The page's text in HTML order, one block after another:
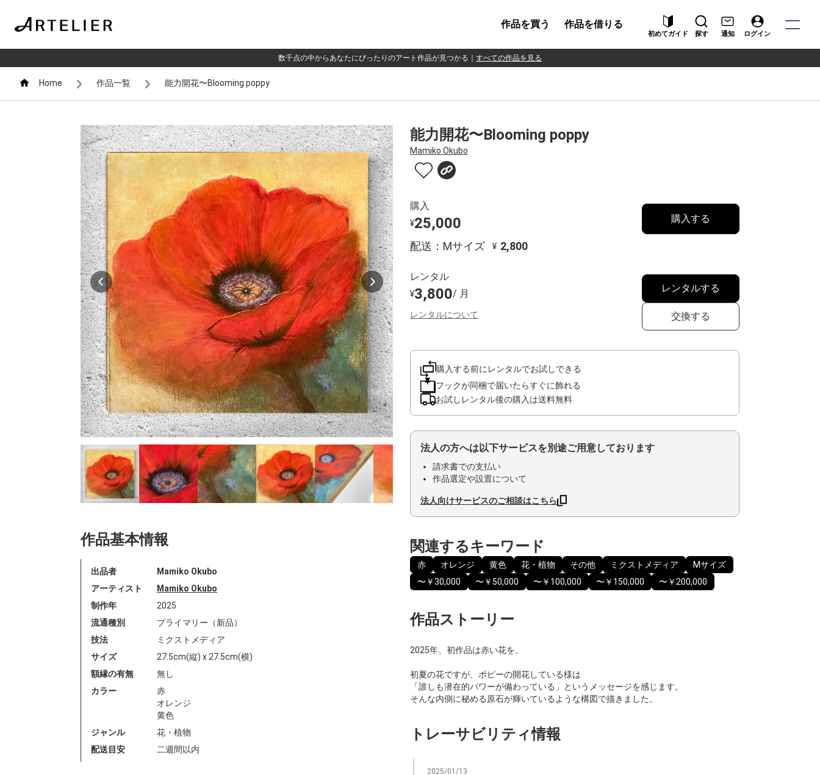
作品を買う 作品を借りる
初めてガイド 探す 通知 ログイン
数千点の中からあなたにぴったりのアート作品が見つかる すべての作品を見る
Home 作品一覧 能力開花〜Blooming poppy
作品基本情報
出品者
Mamiko Okubo
アーティスト
Mamiko Okubo
制作年
2025
流通種別
プライマリー（新品）
技法
ミクストメディア
サイズ
27.5cm(縦) x 27.5cm(横)
額縁の有無
無し
カラー
赤
オレンジ
黄色
ジャンル
花・植物
配送目安
二週間以内
能力開花〜Blooming poppy
Mamiko Okubo
購入
¥25,000
配送：Mサイズ ¥ 2,800
購入する
レンタル
¥3,800/ 月
レンタルについて
レンタルする
交換する
購入する前にレンタルでお試しできる
フックが同梱で届いたらすぐに飾れる
お試しレンタル後の購入は送料無料
法人の方へは以下サービスを別途ご用意しております
請求書での支払い
作品選定や設置について
法人向けサービスのご相談はこちら
関連するキーワード
赤 オレンジ 黄色 花・植物 その他 ミクストメディア
Mサイズ
〜￥30,000
〜￥50,000 〜￥100,000 〜￥150,000 〜￥200,000
作品ストーリー
2025年、初作品は赤い花を。
初夏の花ですが、ポピーの開花している様は
「誰しも潜在的パワーが備わっている」というメッセージを感じます。
そんな内側に秘める原石が輝いているような構図で描きました。
トレーサビリティ情報
2025/01/13